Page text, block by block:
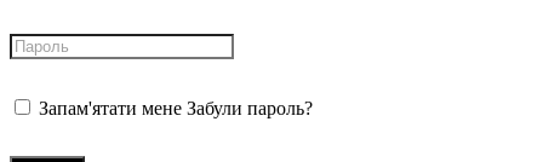
Запам'ятати мене Забули пароль?